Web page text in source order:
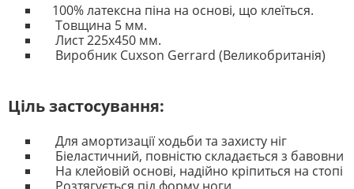
100% латексна піна на основі, що клеїться.
Товщина 5 мм.
Лист 225х450 мм.
Виробник Cuxson Gerrard (Великобританія)
Ціль застосування:
Для амортизації ходьби та захисту ніг
Біеластичний, повністю складається з бавовни
На клейовій основі, надійно кріпиться на стопі
Розтягується під форму ноги